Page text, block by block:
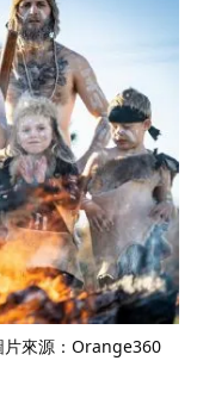
來源：Orange360